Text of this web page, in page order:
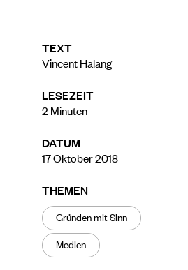
TEXT
Vincent Halang
LESEZEIT
2 Minuten
DATUM
17 Oktober 2018
THEMEN
Gründen mit Sinn
Medien